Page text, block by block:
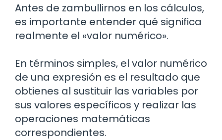
Antes de zambullirnos en los cálculos,
es importante entender qué significa
realmente el «valor numérico».
En términos simples, el valor numérico
de una expresión es el resultado que
obtienes al sustituir las variables por
sus valores específicos y realizar las
operaciones matemáticas
correspondientes.